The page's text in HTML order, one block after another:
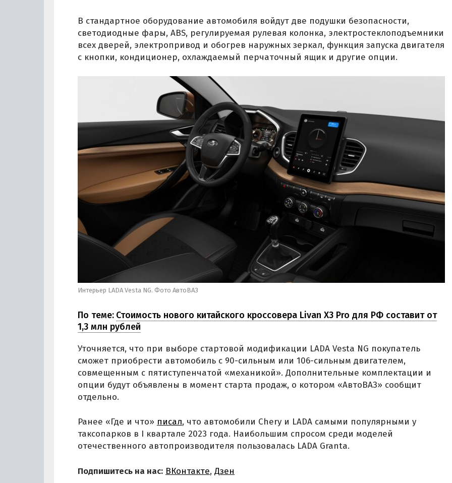
В стандартное оборудование автомобиля войдут две подушки безопасности,
светодиодные фары, ABS, регулируемая рулевая колонка, электростеклоподъемники
всех дверей, электропривод и обогрев наружных зеркал, функция запуска двигателя
с кнопки, кондиционер, охлаждаемый перчаточный ящик и другие опции.
Интерьер LADA Vesta NG. Фото АвтоВАЗ
По теме: Стоимость нового китайского кроссовера Livan X3 Pro для РФ составит от
1,3 млн рублей
Уточняется, что при выборе стартовой модификации LADA Vesta NG покупатель
сможет приобрести автомобиль с 90-сильным или 106-сильным двигателем,
совмещенным с пятиступенчатой «механикой». Дополнительные комплектации и
опции будут объявлены в момент старта продаж, о котором «АвтоВАЗ» сообщит
отдельно.
Ранее «Где и что» писал, что автомобили Chery и LADA самыми популярными у
таксопарков в I квартале 2023 года. Наибольшим спросом среди моделей
отечественного автопроизводителя пользовалась LADA Granta.
Подпишитесь на нас: ВКонтакте, Дзен